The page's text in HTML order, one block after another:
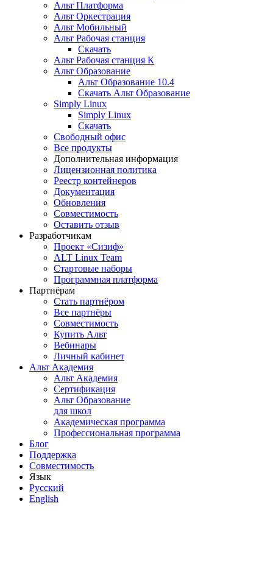
Альт Платформа
Альт Оркестрация
Альт Мобильный
Альт Рабочая станция
Скачать
Альт Рабочая станция К
Альт Образование
Альт Образование 10.4
Скачать Альт Образование
Simply Linux
Simply Linux
Скачать
Свободный офис
Все продукты
Дополнительная информация
Лицензионная политика
Реестр контейнеров
Документация
Обновления
Совместимость
Оставить отзыв
Разработчикам
Проект «Сизиф»
ALT Linux Team
Стартовые наборы
Программная платформа
Партнёрам
Стать партнёром
Все партнёры
Совместимость
Купить Альт
Вебинары
Личный кабинет
Альт Академия
Альт Академия
Сертификация
Альт Образование
для школ
Академическая программа
Профессиональная программа
Блог
Поддержка
Совместимость
Язык
Русский
English